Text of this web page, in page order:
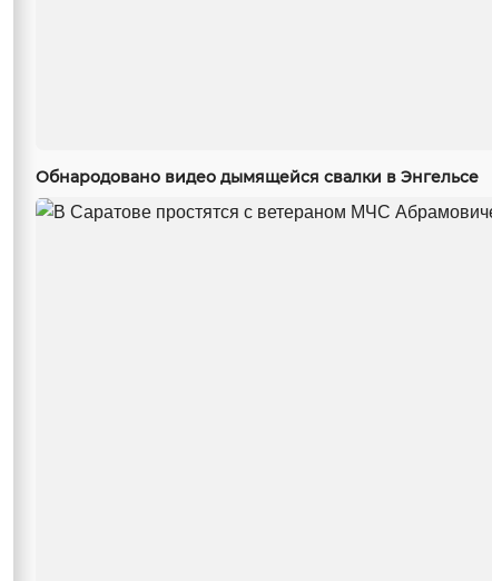
Обнародовано видео дымящейся свалки в Энгельсе